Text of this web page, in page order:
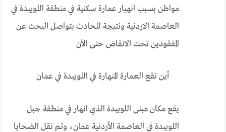
مواطن بسبب انهيار عمارة سكنية في منطقة اللويبدة في
العاصمة الاردنية ونتيجة للحادث يتواصل البحث عن
المفقودين تحت الانقاض حتى الآن
أين تقع العمارة المنهارة في اللويبدة في عمان
يقع مكان مبنى اللويبدة الذي انهار في منطقة جبل
اللويبدة في العاصمة الأردنية عمان، وتم نقل الضحايا